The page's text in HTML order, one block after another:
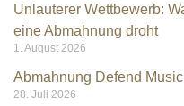
Unlauterer Wettbewerb:
eine Abmahnung droht
1. August 2026
Abmahnung Defend
28. Juli 2026